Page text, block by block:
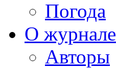
Погода
О журнале
Авторы